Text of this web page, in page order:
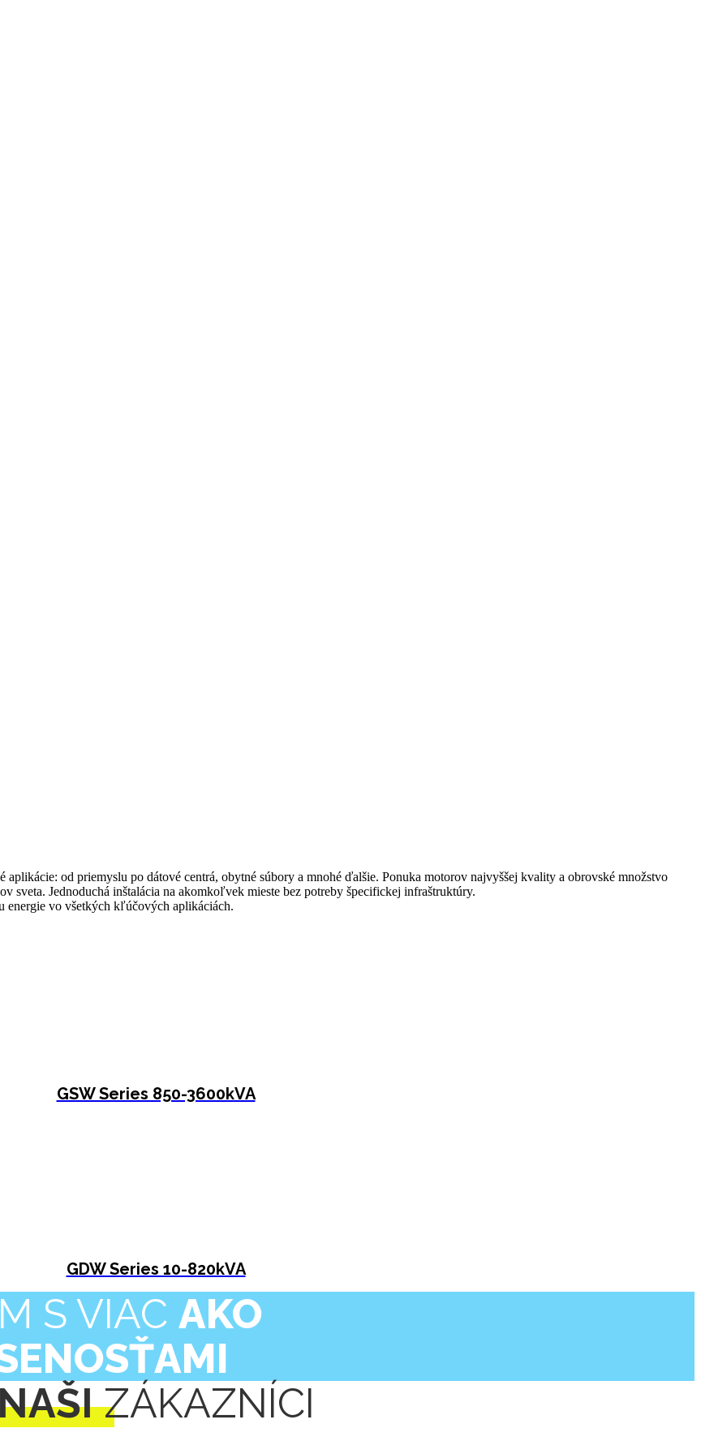
od priemyslu po dátové centrá, obytné súbory a mnohé ďalšie. Ponuka motorov najvyššej kvality a obrovské množstvo
Jednoduchá inštalácia na akomkoľvek mieste bez potreby špecifickej infraštruktúry.
energie vo všetkých kľúčových aplikáciách.
GSW Series 850-3600kVA
GDW Series 10-820kVA
S VIAC AKO
ZÁKAZNÍCI